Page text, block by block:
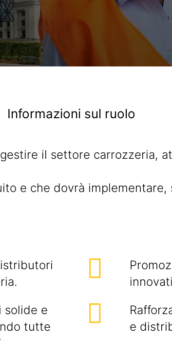
Informazioni sul ruolo
il settore carrozzeria,
e che dovrà
solide e
tutte
e